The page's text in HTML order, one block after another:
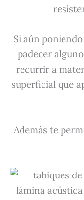
Si aún
padecer
recurrir a
superficial que
Además te